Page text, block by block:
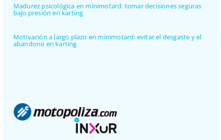
Madurez psicológica en minimotard: tomar decisiones seguras
bajo presión en karting
Motivación a largo plazo en minimotard: evitar el desgaste y el
abandono en karting